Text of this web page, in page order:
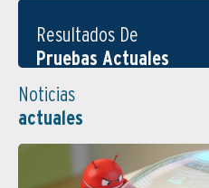
Resultados De
Pruebas Actuales
Noticias
actuales